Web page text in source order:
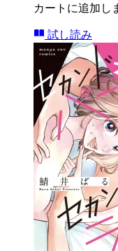
カートに追加し
試し読み